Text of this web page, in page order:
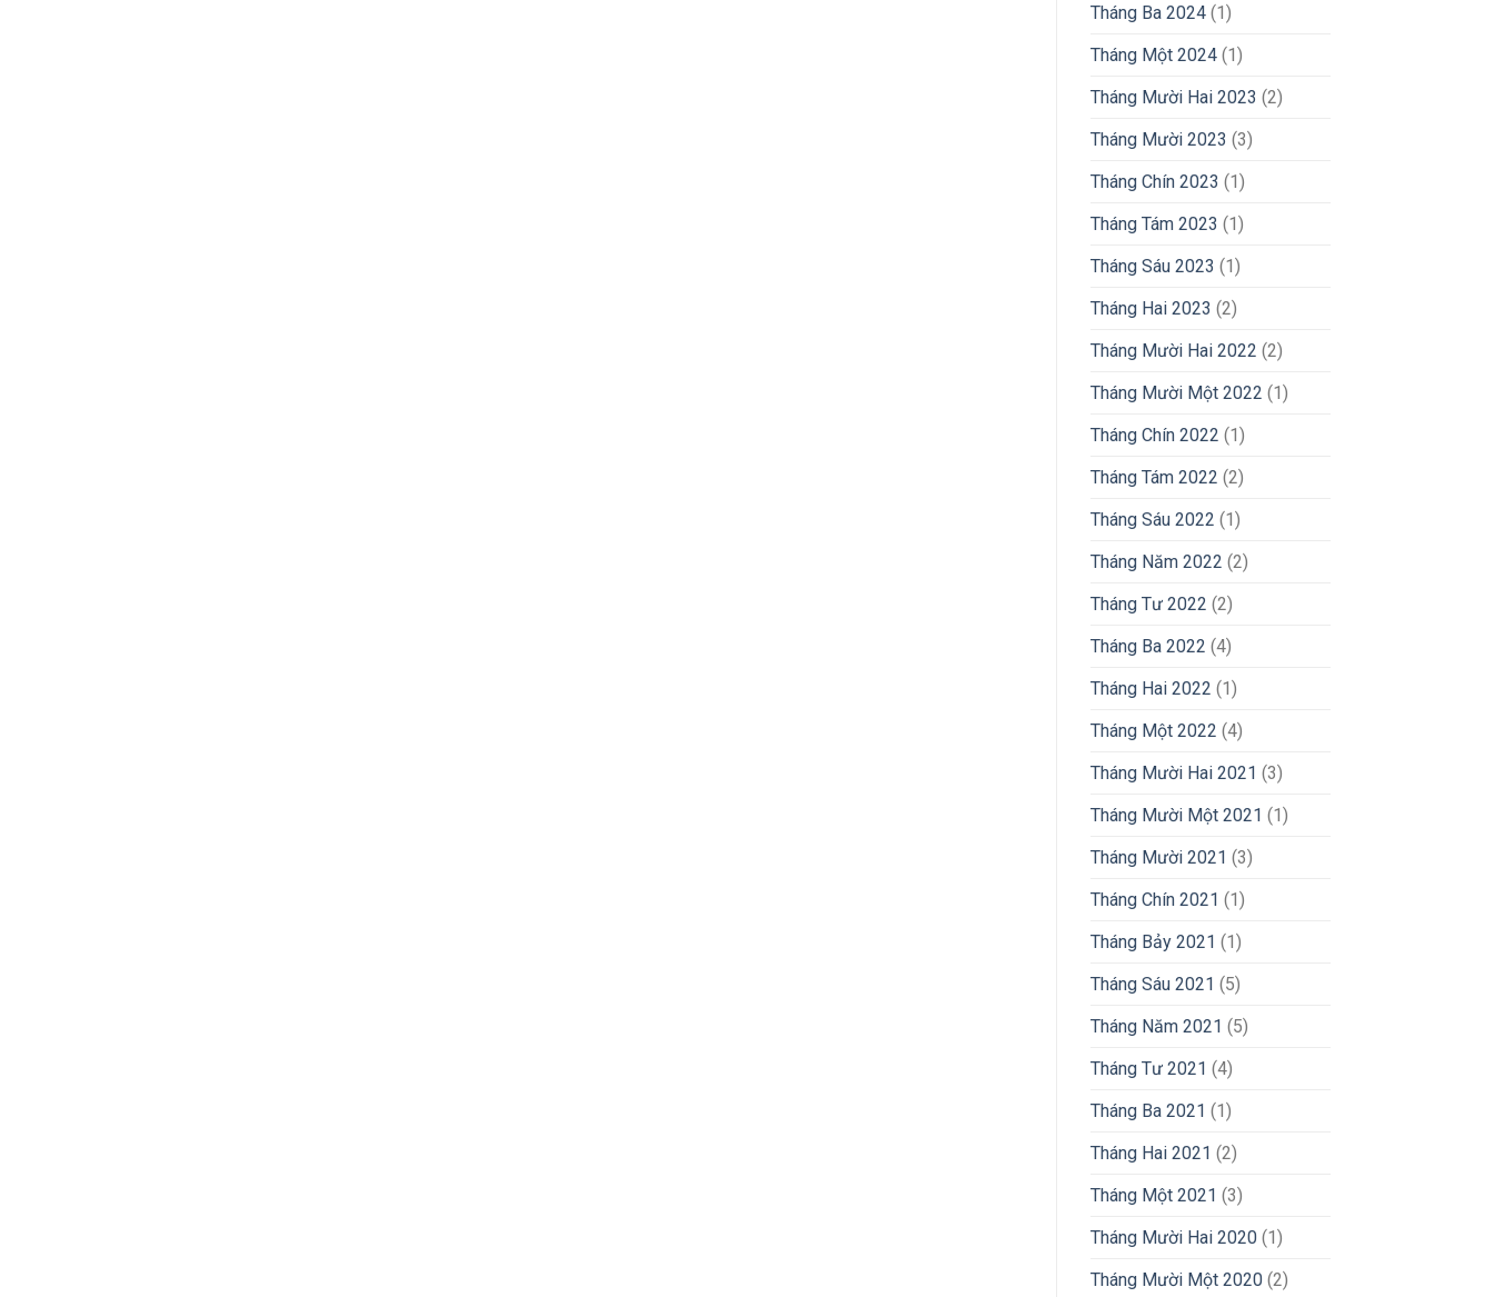
Tháng Ba 2024(1)
Tháng Một 2024(1)
Tháng Mười Hai 2023 (2)
Tháng Mười 2023 (3)
Tháng Chín 2023 (1)
Tháng Tám 2023 (1)
Tháng Sáu 2023 (1)
Tháng Hai 2023 (2)
Tháng Mười Hai 2022 (2)
Tháng Mười Một 2022 (1)
Tháng Chín 2022 (1)
Tháng Tám 2022 (2)
Tháng Sáu 2022 (1)
Tháng Năm 2022 (2)
Tháng Tư 2022 (2)
Tháng Ba 2022 (4)
Tháng Hai 2022 (1)
Tháng Một 2022 (4)
Tháng Mười Hai 2021 (3)
Tháng Mười Một 2021 (1)
Tháng Mười 2021 (3)
Tháng Chín 2021 (1)
Tháng Bảy 2021 (1)
Tháng Sáu 2021 (5)
Tháng Năm 2021 (5)
Tháng Tư 2021 (4)
Tháng Ba 2021 (1)
Tháng Hai 2021 (2)
Tháng Một 2021 (3)
Tháng Mười Hai 2020(1)
Tháng Mười Một 2020(2)